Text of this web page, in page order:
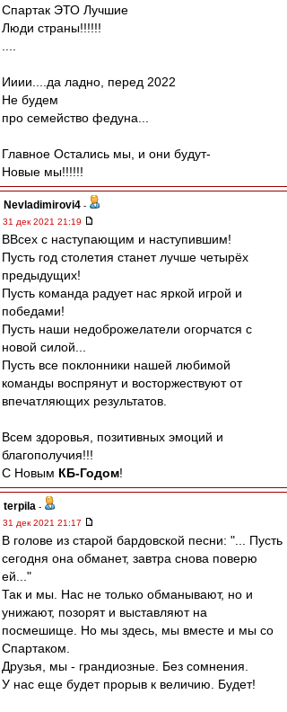
Спартак ЭТО Лучшие
Люди страны!!!!!!
Ииии....да ладно, перед 2022
Не будем
про семейство федуна...
Главное Остались мы, и они будут-
Новые мы!!!!!!
Nevladimirovi4 -
31 дек 2021 21:19
ВВсех с наступающим и наступившим!
Пусть год столетия станет лучше четырёх
предыдущих!
Пусть команда радует нас яркой игрой и
победами!
Пусть наши недоброжелатели огорчатся с
новой силой...
Пусть все поклонники нашей любимой
команды воспрянут и восторжествуют от
впечатляющих результатов.
Всем здоровья, позитивных эмоций и
благополучия!!!
С Новым КБ-Годом!
terpila -
31 дек 2021 21:17
В голове из старой бардовской песни: "... Пусть
сегодня она обманет, завтра снова поверю
ей..."
Так и мы. Нас не только обманывают, но и
унижают, позорят и выставляют на
посмешище. Но мы здесь, мы вместе и мы со
Спартаком.
Друзья, мы - грандиозные. Без сомнения.
У нас еще будет прорыв к величию. Будет!